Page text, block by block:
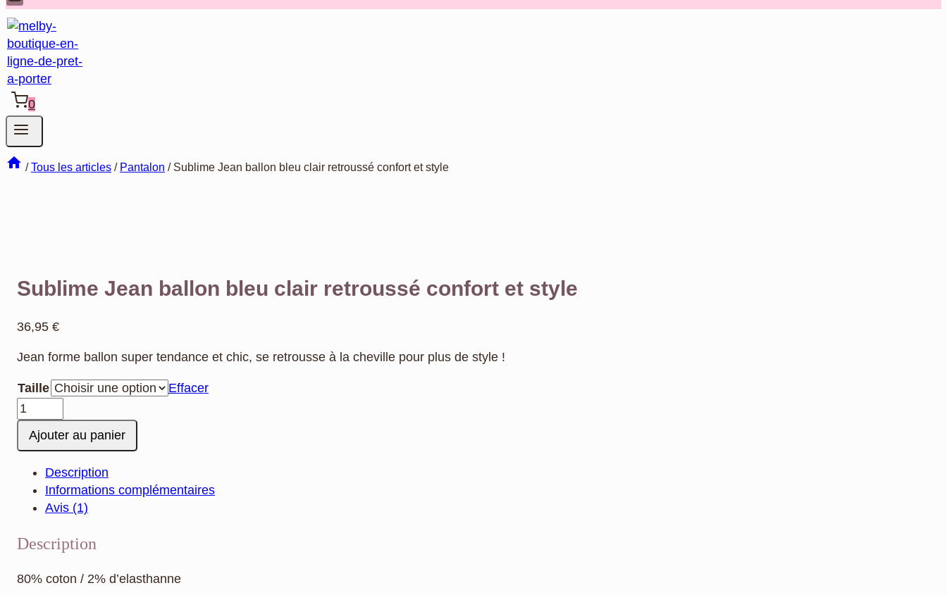
0
/ Tous les articles / Pantalon / Sublime Jean ballon bleu clair retroussé confort et style
Sublime Jean ballon bleu clair retroussé confort et style
36,95 €
Jean forme ballon super tendance et chic, se retrousse à la cheville pour plus de style !
Taille
Effacer
quantité
de
Sublime
ballon
bleu
clair
confort
style
Ajouter au panier
Description
Informations complémentaires
Avis (1)
Description
80% coton / 2% d’elasthanne